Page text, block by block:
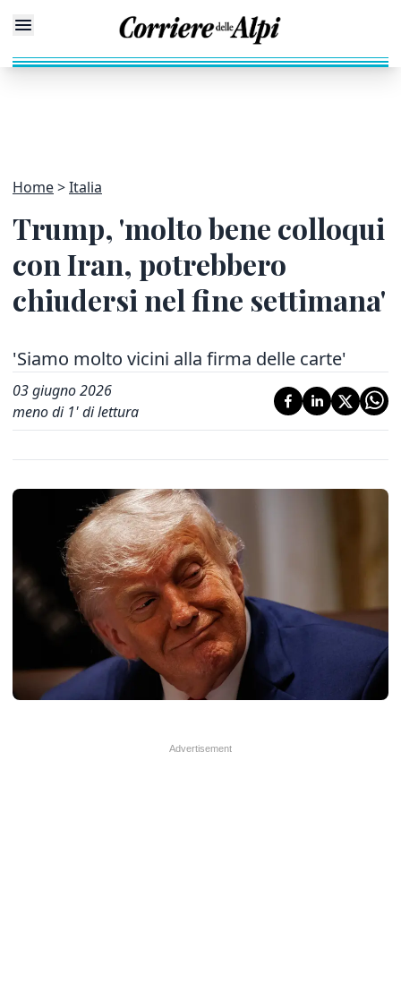
Home Italia
Trump, 'molto bene colloqui
con Iran, potrebbero
chiudersi nel fine settimana'
'Siamo molto vicini alla firma delle carte'
03 giugno 2026
meno di 1' di lettura